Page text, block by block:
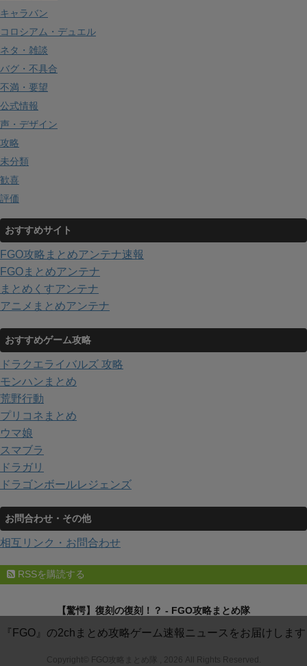
キャラバン
コロシアム・デュエル
ネタ・雑談
バグ・不具合
不満・要望
公式情報
声・デザイン
攻略
未分類
歓喜
評価
おすすめサイト
FGO攻略まとめアンテナ速報
FGOまとめアンテナ
まとめくすアンテナ
アニメまとめアンテナ
おすすめゲーム攻略
ドラクエライバルズ 攻略
モンハンまとめ
荒野行動
プリコネまとめ
ウマ娘
スマブラ
ドラガリ
ドラゴンボールレジェンズ
お問合わせ・その他
相互リンク・お問合わせ
RSSを購読する
【驚愕】復刻の復刻！？ - FGO攻略まとめ隊
『FGO』の2chまとめ攻略ゲーム速報ニュースをお届けします
Copyright© FGO攻略まとめ隊 , 2026 All Rights Reserved.